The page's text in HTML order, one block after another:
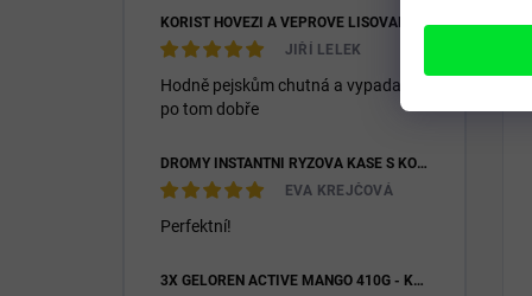
KOŘIST HOVĚZÍ A VEPŘOVÉ LISOVANÉ 28/16
JIŘÍ LELEK
Hodně pejskům chutná a vypadají
po tom dobře
DROMY INSTANTNÍ RÝŽOVÁ KAŠE S KOZÍM MLÉKEM & PREBIOTIKY 1200G
EVA KREJČOVÁ
Perfektní!
3X GELOREN ACTIVE MANGO 410G - KLOUBNÍ VÝŽIVA PRO LIDI (3X 90KS)